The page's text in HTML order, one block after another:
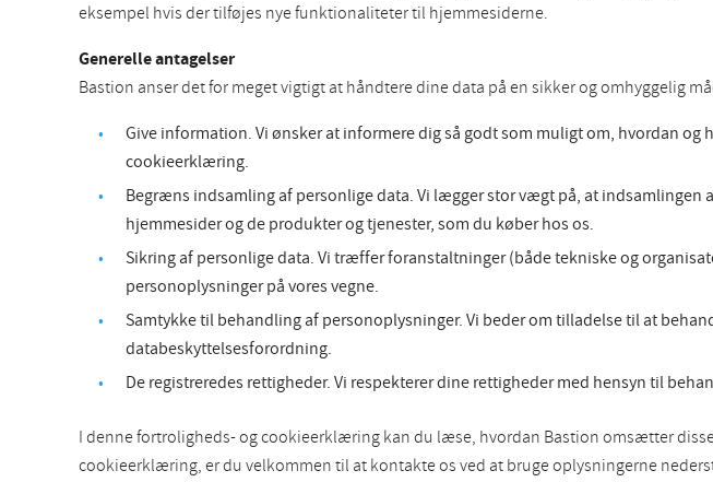
eksempel hvis der tilføjes nye funktionaliteter til hjemmesiderne.
Generelle antagelser
Bastion anser det for meget vigtigt at håndtere dine data på en sikker og omhyggelig
Give information. Vi ønsker at informere dig så godt som muligt om, hvordan
cookieerklæring.
Begræns indsamling af personlige data. Vi lægger stor vægt på, at
hjemmesider og de produkter og tjenester, som du køber hos os.
Sikring af personlige data. Vi træffer foranstaltninger (både tekniske og
personoplysninger på vores vegne.
Samtykke til behandling af personoplysninger. Vi beder om tilladelse til at
databeskyttelsesforordning.
De registreredes rettigheder. Vi respekterer dine rettigheder med hensyn til
I denne fortroligheds- og cookieerklæring kan du læse, hvordan Bastion omsætter
cookieerklæring, er du velkommen til at kontakte os ved at bruge oplysningerne